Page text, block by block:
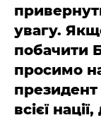
увагу.
побачити
просимо
всієї